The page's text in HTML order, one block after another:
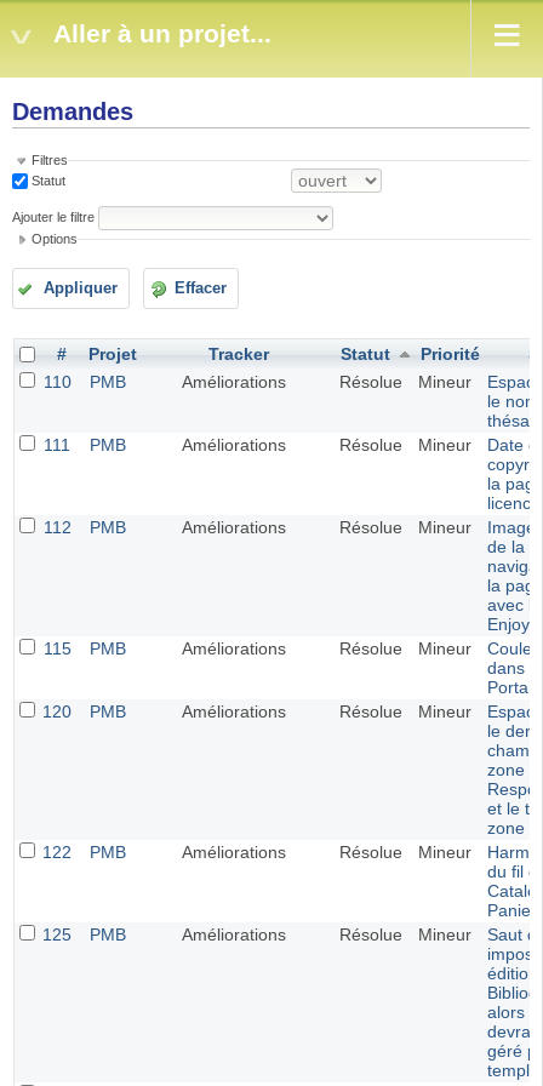
Aller à un projet...
Demandes
Filtres
Statut
Ajouter le filtre
Options
Appliquer Effacer
# Projet Tracker Statut Priorité
110
PMB Améliorations Résolue Mineur
le
111
PMB Améliorations Résolue Mineur
Date
la
licence
112
PMB Améliorations Résolue Mineur
Image
de la
la
avec
Enjoy
115
PMB Améliorations Résolue Mineur
dans
Portail
120
PMB Améliorations Résolue Mineur
le
zone
et le
zone
122
PMB Améliorations Résolue Mineur
du fil
125
PMB Améliorations Résolue Mineur
Saut
édition
alors
géré